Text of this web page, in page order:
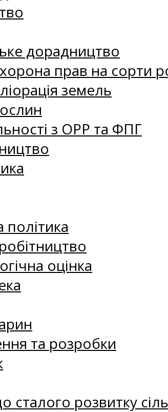
дорадництво
прав на сорти
земель
з ОРР та ФПГ
оцінка
та розробки
розвитку